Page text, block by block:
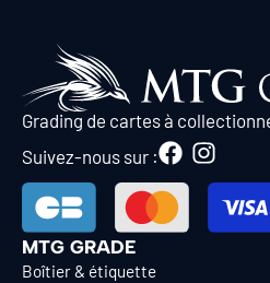
Grading de cartes à
Suivez-nous sur :
MTG GRADE
Boîtier & étiquette